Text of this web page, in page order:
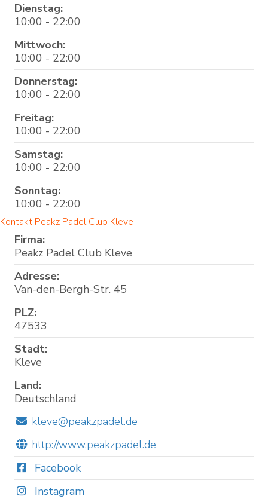
Dienstag:
10:00 - 22:00
Mittwoch:
10:00 - 22:00
Donnerstag:
10:00 - 22:00
Freitag:
10:00 - 22:00
Samstag:
10:00 - 22:00
Sonntag:
10:00 - 22:00
Kontakt Peakz Padel Club Kleve
Firma:
Peakz Padel Club Kleve
Adresse:
Van-den-Bergh-Str. 45
PLZ:
47533
Stadt:
Kleve
Land:
Deutschland
kleve@peakzpadel.de
http://www.peakzpadel.de
Facebook
Instagram